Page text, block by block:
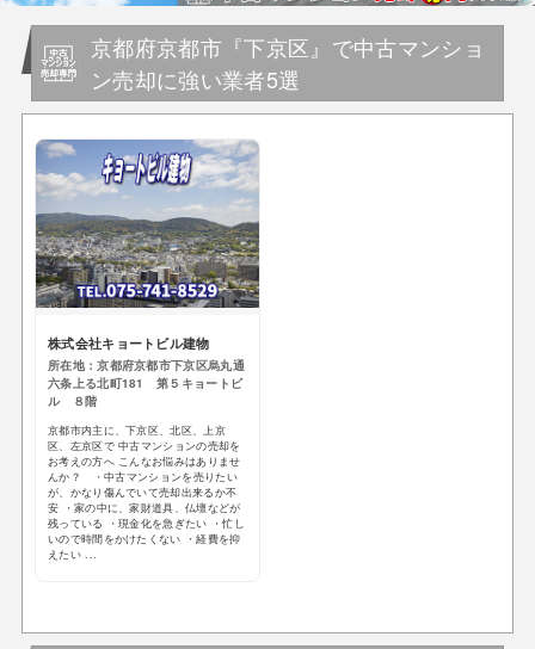
京都府京都市『下京区』で中古マンショ
ン売却に強い業者5選
株式会社キョートビル建物
所在地：京都府京都市下京区烏丸通
六条上る北町181 第５キョートビ
ル ８階
京都市内主に、下京区、北区、上京
区、左京区で 中古マンションの売却を
お考えの方へ こんなお悩みはありませ
んか？ ・中古マンションを売りたい
が、かなり傷んでいて売却出来るか不
安 ・家の中に、家財道具、仏壇などが
残っている ・現金化を急ぎたい ・忙し
いので時間をかけたくない ・経費を抑
えたい ...